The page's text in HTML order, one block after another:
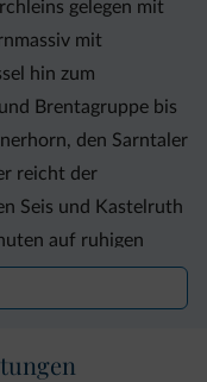
gelegen mit
mit
hin zum
Brentagruppe bis
den Sarntaler
reicht der
Seis und Kastelruth
auf ruhigen
Winkel
ist 2 Gehminuten